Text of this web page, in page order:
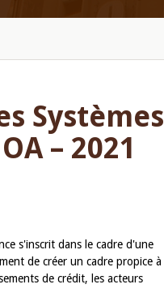
Systèmes
– 2021
s'inscrit dans le cadre d'une
de créer un cadre propice à
de crédit, les acteurs